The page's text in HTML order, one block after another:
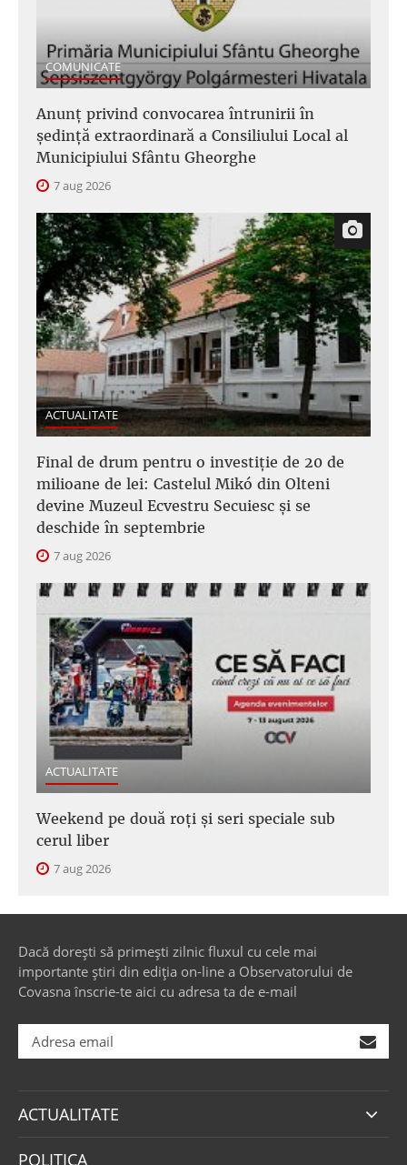
COMUNICATE
Anunţ privind convocarea întrunirii în
şedinţă extraordinară a Consiliului Local al
Municipiului Sfântu Gheorghe
7 aug 2026
ACTUALITATE
Final de drum pentru o investiție de 20 de
milioane de lei: Castelul Mikó din Olteni
devine Muzeul Ecvestru Secuiesc și se
deschide în septembrie
7 aug 2026
ACTUALITATE
Weekend pe două roți și seri speciale sub
cerul liber
7 aug 2026
Dacă dorești să primești zilnic fluxul cu cele mai
importante știri din ediția on-line a Observatorului de
Covasna înscrie-te aici cu adresa ta de e-mail
ACTUALITATE
POLITICA